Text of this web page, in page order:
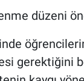
düzeni
gerektiğini